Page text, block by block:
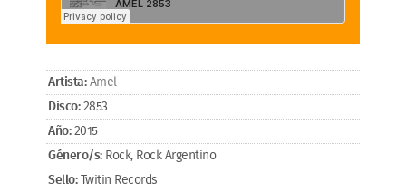
Artista:Amel
Disco:2853
Año:2015
Género/s:Rock, Rock Argentino
Sello:Twitin Records